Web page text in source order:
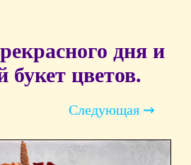
дня и
букет цветов.
Следующая ⇝